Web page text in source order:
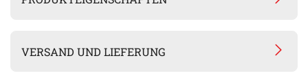
VERSAND UND LIEFERUNG